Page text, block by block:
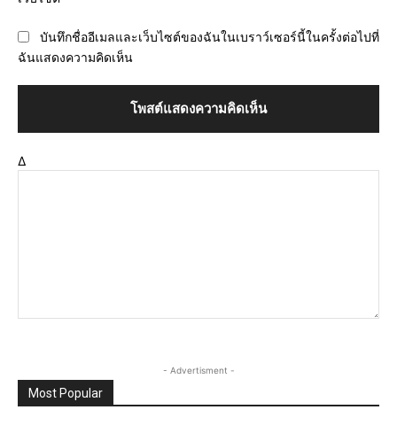
บันทึกชื่ออีเมลและเว็บไซต์ของฉันในเบราว์เซอร์นี้ในครั้งต่อไปที่
ฉันแสดงความคิดเห็น
Δ
- Advertisment -
Most Popular